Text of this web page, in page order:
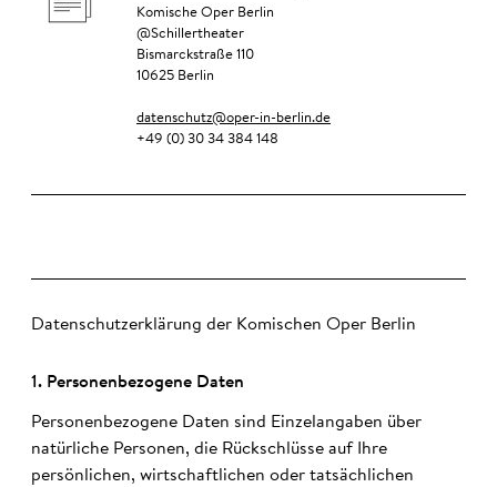
Komische Oper Berlin
@Schillertheater
Bismarckstraße 110
10625 Berlin
datenschutz@oper-in-berlin.de
+49 (0) 30 34 384 148
Datenschutzerklärung der Komischen Oper Berlin
1. Personen­bezo­gene Daten
Personenbezogene Daten sind Einzelangaben über
natürliche Personen, die Rückschlüsse auf Ihre
persönlichen, wirtschaftlichen oder tatsächlichen